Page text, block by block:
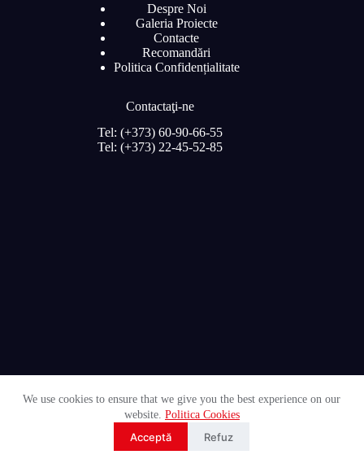
We use cookies to ensure that we give you the best experience on our
website. Politica Cookies
Acceptă Refuz
Despre Noi
Galeria Proiecte
Contacte
Recomandări
Politica Confidențialitate
Contactaţi-ne
Tel: (+373) 60-90-66-55
Tel: (+373) 22-45-52-85
© 2026 Röben.md Operat de
UNGUREANU ART